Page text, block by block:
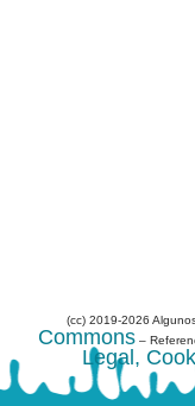
(cc) 2019-2026
Commons –
Legal,